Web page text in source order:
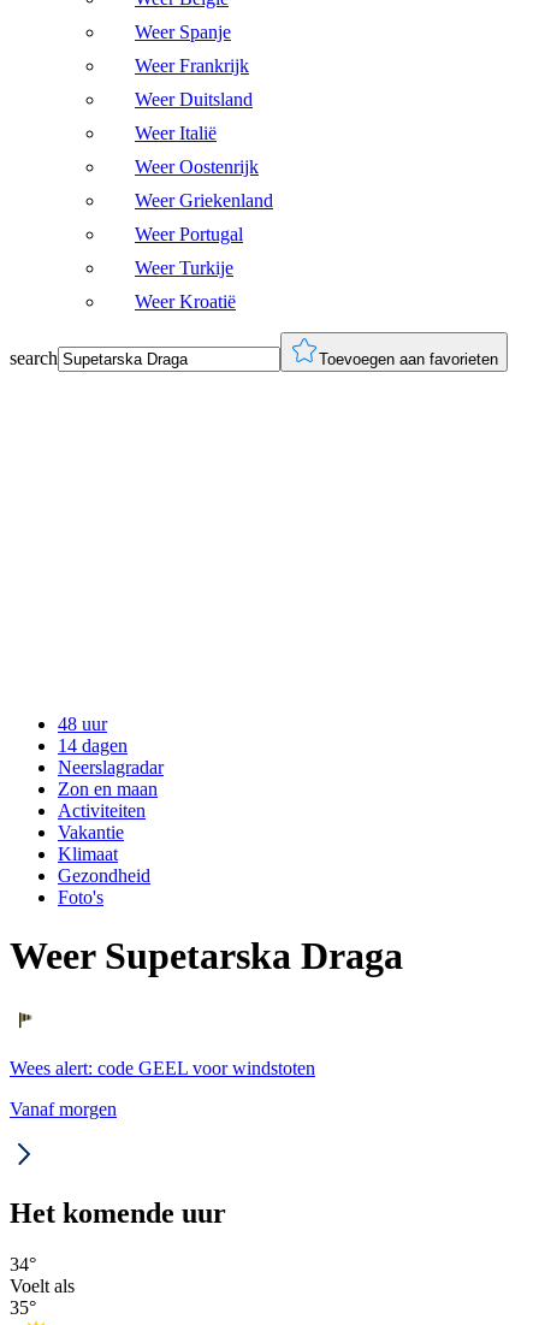
Weer Spanje
Weer Frankrijk
Weer Duitsland
Weer Italië
Weer Oostenrijk
Weer Griekenland
Weer Portugal
Weer Turkije
Weer Kroatië
search Toevoegen aan favorieten
48 uur
14 dagen
Neerslagradar
Zon en maan
Activiteiten
Vakantie
Klimaat
Gezondheid
Foto's
Weer Supetarska Draga
Wees alert: code GEEL voor windstoten
Vanaf morgen
Het komende uur
34°
Voelt als
35°